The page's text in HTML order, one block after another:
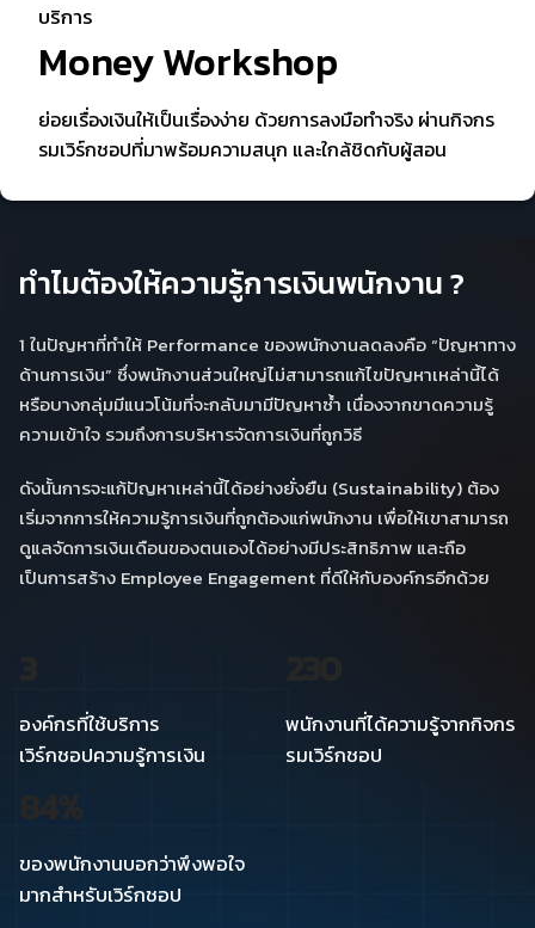
บริการ
Money Workshop
ย่อยเรื่องเงินให้เป็นเรื่องง่าย ด้วยการลงมือทำจริง ผ่านกิจกร
รมเวิร์กชอปที่มาพร้อมความสนุก และใกล้ชิดกับผู้สอน
ทำไมต้องให้ความรู้การเงินพนักงาน ?
1 ในปัญหาที่ทำให้ Performance ของพนักงานลดลงคือ “ปัญหาทาง
ด้านการเงิน” ซึ่งพนักงานส่วนใหญ่ไม่สามารถแก้ไขปัญหาเหล่านี้ได้
หรือบางกลุ่มมีแนวโน้มที่จะกลับมามีปัญหาซ้ำ เนื่องจากขาดความรู้
ความเข้าใจ รวมถึงการบริหารจัดการเงินที่ถูกวิธี
ดังนั้นการจะแก้ปัญหาเหล่านี้ได้อย่างยั่งยืน (Sustainability) ต้อง
เริ่มจากการให้ความรู้การเงินที่ถูกต้องแก่พนักงาน เพื่อให้เขาสามารถ
ดูแลจัดการเงินเดือนของตนเองได้อย่างมีประสิทธิภาพ และถือ
เป็นการสร้าง Employee Engagement ที่ดีให้กับองค์กรอีกด้วย
องค์กรที่ใช้บริการ
เวิร์กชอปความรู้การเงิน
ของพนักงานบอกว่าพึงพอใจ
มากสำหรับเวิร์กชอป
พนักงานที่ได้ความรู้จากกิจกร
รมเวิร์กชอป